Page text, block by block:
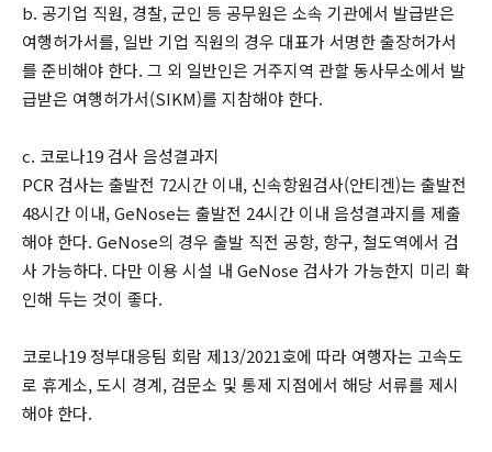
b. 공기업 직원, 경찰, 군인 등 공무원은 소속 기관에서 발급받은
여행허가서를, 일반 기업 직원의 경우 대표가 서명한 출장허가서
를 준비해야 한다. 그 외 일반인은 거주지역 관할 동사무소에서 발
급받은 여행허가서(SIKM)를 지참해야 한다.
c. 코로나19 검사 음성결과지
PCR 검사는 출발전 72시간 이내, 신속항원검사(안티겐)는 출발전
48시간 이내, GeNose는 출발전 24시간 이내 음성결과지를 제출
해야 한다. GeNose의 경우 출발 직전 공항, 항구, 철도역에서 검
사 가능하다. 다만 이용 시설 내 GeNose 검사가 가능한지 미리 확
인해 두는 것이 좋다.
코로나19 정부대응팀 회람 제13/2021호에 따라 여행자는 고속도
로 휴게소, 도시 경계, 검문소 및 통제 지점에서 해당 서류를 제시
해야 한다.